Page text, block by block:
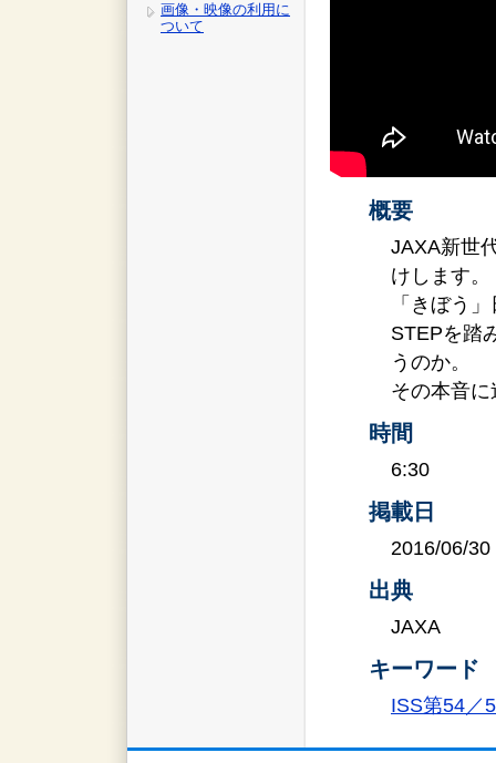
画像・映像の利用に
ついて
概要
JAXA新世
けします。
「きぼう
STEPを踏
うのか。
その本音
時間
6:30
掲載日
2016/06/30
出典
JAXA
キーワード
ISS第54／